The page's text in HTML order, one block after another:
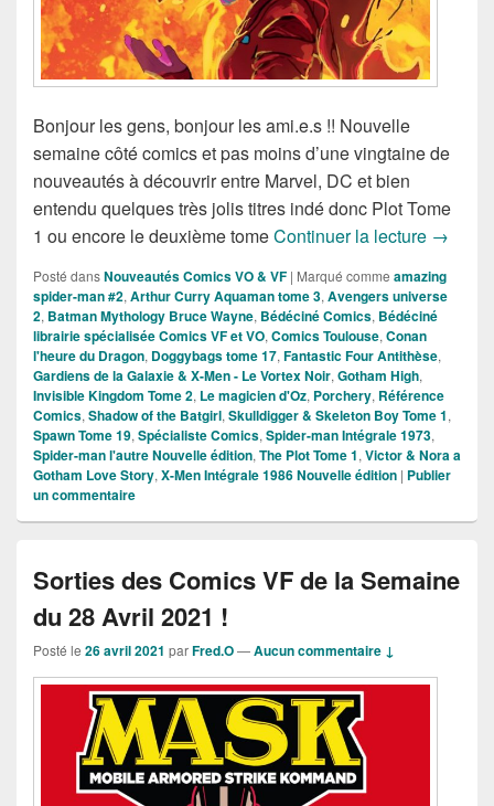
Bonjour les gens, bonjour les ami.e.s !! Nouvelle
semaine côté comics et pas moins d’une vingtaine de
nouveautés à découvrir entre Marvel, DC et bien
entendu quelques très jolis titres indé donc Plot Tome
1 ou encore le deuxième tomeContinuer la lecture Sorties
→
Posté dansNouveautés Comics VO & VF | Marqué comme amazing
spider-man #2, Arthur Curry Aquaman tome 3, Avengers universe
2, Batman Mythology Bruce Wayne, Bédéciné Comics, Bédéciné
librairie spécialisée Comics VF et VO, Comics Toulouse, Conan
l'heure du Dragon, Doggybags tome 17, Fantastic Four Antithèse,
Gardiens de la Galaxie & X-Men - Le Vortex Noir, Gotham High,
Invisible Kingdom Tome 2, Le magicien d'Oz, Porchery, Référence
Comics, Shadow of the Batgirl, Skulldigger & Skeleton Boy Tome 1,
Spawn Tome 19, Spécialiste Comics, Spider-man Intégrale 1973,
Spider-man l'autre Nouvelle édition, The Plot Tome 1, Victor & Nora a
Gotham Love Story, X-Men Intégrale 1986 Nouvelle édition | Publier
un commentaire
Sorties des Comics VF de la Semaine
du 28 Avril 2021 !
Posté le 26 avril 2021 parFred.O—Aucun commentaire ↓